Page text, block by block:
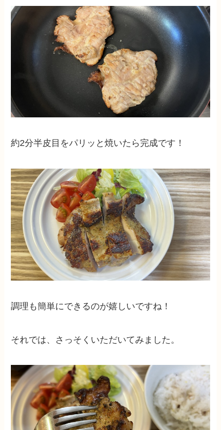
約2分半皮目をパリッと焼いたら完成です！
調理も簡単にできるのが嬉しいですね！
それでは、さっそくいただいてみました。